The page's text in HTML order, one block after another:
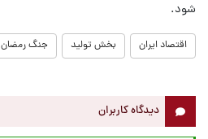
شود.
اقتصاد ایران بخش تولید جنگ رمضان
دیدگاه کاربران